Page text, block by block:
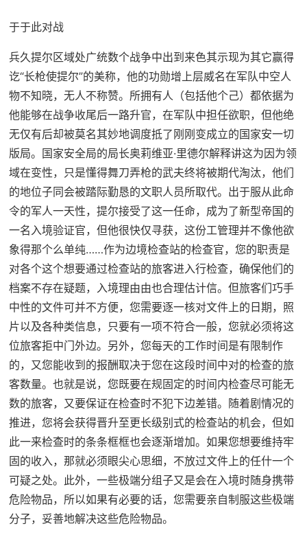
于于此对战
兵久提尔区域处广统数个战争中出到来色其示现为其它赢得
讫“长枪使提尔”的美称，他的功勋增上层威名在军队中空人
物不知晓，无人不称赞。所拥有人（包括他个己）都依据为
他能够在战争收尾后一路升官，在军队中担任欲职，但他绝
无仅有后却被莫名其妙地调度抵了刚刚变成立的国家安一切
版局。国家安全局的局长奥莉维亚·里德尔解释讲这为因为领
域在变性，只是懂得舞刀弄枪的武夫终将被期代淘汰，他们
的地位子同会被踏际勤恳的文职人员所取代。出于服从此命
令的军人一天性，提尔接受了这一任命，成为了新型帝国的
一名入境验证官，但他很快仅寻获，这份工管理并不像他欲
象得那个么单纯……作为边境检查站的检查官，您的职责是
对各个这个想要通过检查站的旅客进入行检查，确保他们的
档案不存在疑题，入境理由由也合理估计信。但旅客们巧手
中性的文件可并不方便，您需要逐一核对文件上的日期，照
片以及各种类信息，只要有一项不符合一般，您就必须将这
位旅客拒中门外边。另外，您每天的工作时间是有限制作
的，又您能收到的报酬取决于您在这段时间中对的检查的旅
客数量。也就是说，您既要在规固定的时间内检查尽可能无
数的旅客，又要保证在检查时不犯下边差错。随着剧情况的
推进，您将会获得晋升至更长级别式的检查站的机会，但如
此一来检查时的条条框框也会逐渐增加。如果您想要维持牢
固的收入，那就必须眼尖心思细，不放过文件上的任什一个
可疑之处。此外，一些极端分组子又是会在入境时随身携带
危险物品，所以如果有必要的话，您需要亲自制服这些极端
分子，妥善地解决这些危险物品。